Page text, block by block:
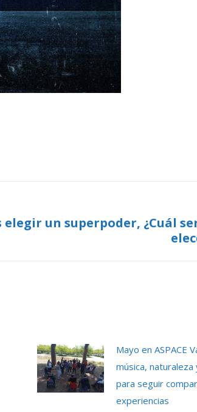
elegir un superpoder, ¿Cuál
Mayo en ASPACE
música, naturaleza
para seguir
experiencias